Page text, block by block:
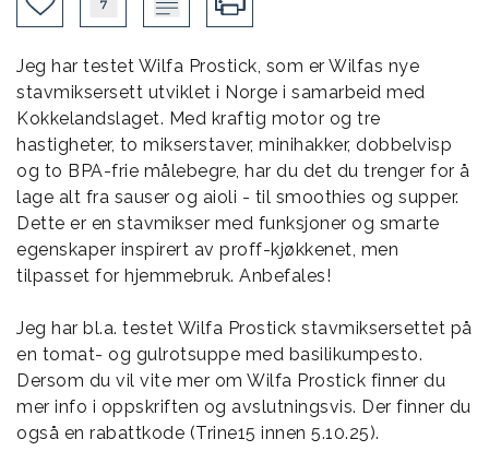
Jeg har testet Wilfa Prostick, som er Wilfas nye
stavmiksersett utviklet i Norge i samarbeid med
Kokkelandslaget. Med kraftig motor og tre
hastigheter, to mikserstaver, minihakker, dobbelvisp
og to BPA-frie målebegre, har du det du trenger for å
lage alt fra sauser og aioli - til smoothies og supper.
Dette er en stavmikser med funksjoner og smarte
egenskaper inspirert av proff-kjøkkenet, men
tilpasset for hjemmebruk. Anbefales!
Jeg har bl.a. testet Wilfa Prostick stavmiksersettet på
en tomat- og gulrotsuppe med basilikumpesto.
Dersom du vil vite mer om Wilfa Prostick finner du
mer info i oppskriften og avslutningsvis. Der finner du
også en rabattkode (Trine15 innen 5.10.25).